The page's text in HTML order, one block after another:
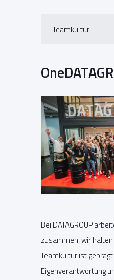
Bei DATAGROUP
zusammen, wir
Teamkultur ist
Eigenverantwortung